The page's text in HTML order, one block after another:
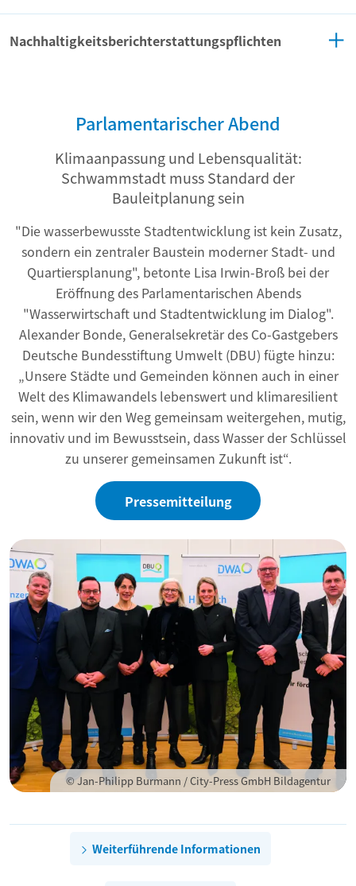
Nachhaltigkeitsberichterstattungspflichten
Parlamentarischer Abend
Klimaanpassung und Lebensqualität:
Schwammstadt muss Standard der
Bauleitplanung sein
"Die wasserbewusste Stadtentwicklung ist kein Zusatz,
sondern ein zentraler Baustein moderner Stadt- und
Quartiersplanung", betonte Lisa Irwin-Broß bei der
Eröffnung des Parlamentarischen Abends
"Wasserwirtschaft und Stadtentwicklung im Dialog".
Alexander Bonde, Generalsekretär des Co-Gastgebers
Deutsche Bundesstiftung Umwelt (DBU) fügte hinzu:
„Unsere Städte und Gemeinden können auch in einer
Welt des Klimawandels lebenswert und klimaresilient
sein, wenn wir den Weg gemeinsam weitergehen, mutig,
innovativ und im Bewusstsein, dass Wasser der Schlüssel
zu unserer gemeinsamen Zukunft ist“.
Pressemitteilung
© Jan-Philipp Burmann / City-Press GmbH Bildagentur
Weiterführende Informationen